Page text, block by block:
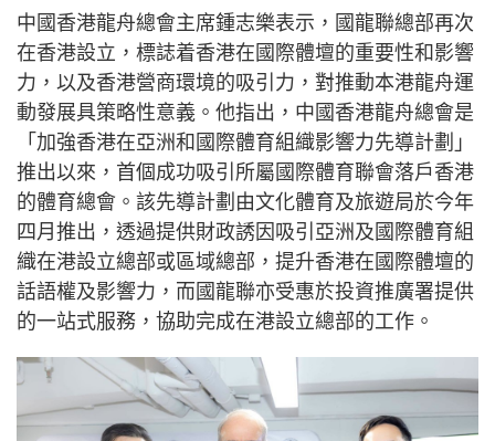
中國香港龍舟總會主席鍾志樂表示，國龍聯總部再次
在香港設立，標誌着香港在國際體壇的重要性和影響
力，以及香港營商環境的吸引力，對推動本港龍舟運
動發展具策略性意義。他指出，中國香港龍舟總會是
「加強香港在亞洲和國際體育組織影響力先導計劃」
推出以來，首個成功吸引所屬國際體育聯會落戶香港
的體育總會。該先導計劃由文化體育及旅遊局於今年
四月推出，透過提供財政誘因吸引亞洲及國際體育組
織在港設立總部或區域總部，提升香港在國際體壇的
話語權及影響力，而國龍聯亦受惠於投資推廣署提供
的一站式服務，協助完成在港設立總部的工作。